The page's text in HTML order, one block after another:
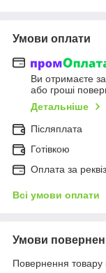
Умови оплати
Ви отримаєте
або гроші
Детальніше
Післяплата
Готівкою
Оплата за
Всі умови оплати
Умови
Повернення товару